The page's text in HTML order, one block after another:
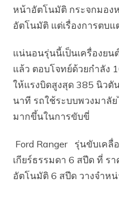
หน้าอัตโนมัติ กระจกมอง
อัตโนมัติ แต่เรื่องการตบแ
แน่นอนรุ่นนี้เป็นเครื่องยน
แล้ว ตอบโจทย์ด้วยกำลัง
ให้แรงบิดสูงสุด 385 นิวตั
นาที รถใช้ระบบพวงมาลั
มากขึ้นในการขับขี่
Ford Ranger รุ่นขับเค
เกียร์ธรรมดา 6 สปีด ที่ ร
อัตโนมัติ 6 สปีด วางจำห